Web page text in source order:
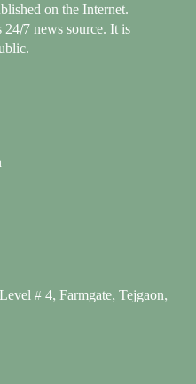
on the Internet.
24/7 news source. It is
# 4, Farmgate, Tejgaon,